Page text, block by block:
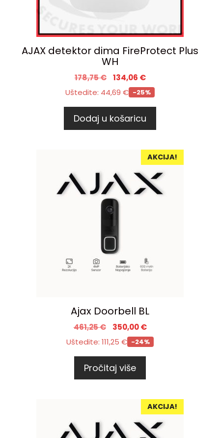
AJAX detektor dima FireProtect Plus
WH
178,75€ 134,06 €
Uštedite: 44,69 € -25%
Dodaj u košaricu
AKCIJA!
Ajax Doorbell BL
461,25€ 350,00€
Uštedite: 111,25 € -24%
Pročitaj više
AKCIJA!